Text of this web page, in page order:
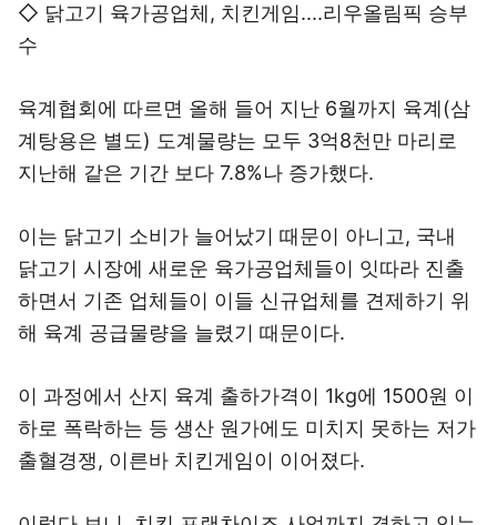
◇ 닭고기 육가공업체, 치킨게임....리우올림픽 승부
수
육계협회에 따르면 올해 들어 지난 6월까지 육계(삼
계탕용은 별도) 도계물량는 모두 3억8천만 마리로
지난해 같은 기간 보다 7.8%나 증가했다.
이는 닭고기 소비가 늘어났기 때문이 아니고, 국내
닭고기 시장에 새로운 육가공업체들이 잇따라 진출
하면서 기존 업체들이 이들 신규업체를 견제하기 위
해 육계 공급물량을 늘렸기 때문이다.
이 과정에서 산지 육계 출하가격이 1kg에 1500원 이
하로 폭락하는 등 생산 원가에도 미치지 못하는 저가
출혈경쟁, 이른바 치킨게임이 이어졌다.